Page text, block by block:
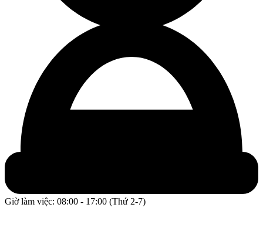
Giờ làm việc: 08:00 - 17:00 (Thứ 2-7)